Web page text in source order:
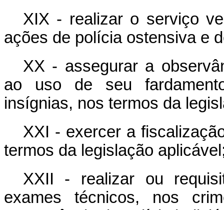
XIX - realizar o serviço
ações de polícia ostensiva e
XX - assegurar a
ao uso de seu
insígnias, nos termos da
XXI - exercer a
termos da legislação
XXII - realizar ou
exames técnicos, nos